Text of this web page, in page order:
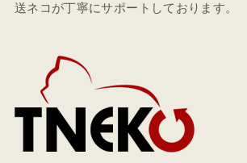
送ネコが丁寧にサポートしております。